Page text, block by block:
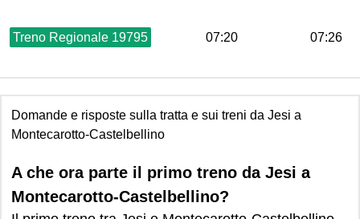
Treno Regionale 19795 07:20 07:26
Domande e risposte sulla tratta e sui treni da Jesi a
Montecarotto-Castelbellino
A che ora parte il primo treno da Jesi a
Montecarotto-Castelbellino?